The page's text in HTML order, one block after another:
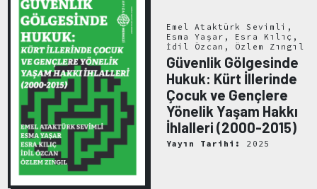
Emel Ataktürk Sevimli,
Esma Yaşar, Esra Kılıç,
İdil Özcan, Özlem Zıngıl
Güvenlik Gölgesinde
Hukuk: Kürt İllerinde
Çocuk ve Gençlere
Yönelik Yaşam Hakkı
İhlalleri (2000-2015)
Yayın Tarihi: 2025